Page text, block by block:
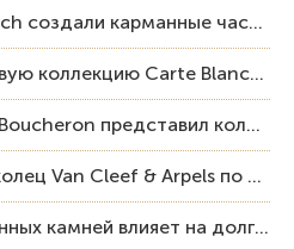
Audemars Piguet и Swatch создали карманные часы в эстетике Royal Oak и Pop Art
Boucheron посвятил новую коллекцию Carte Blanche Human Being человеку и силе мастерства
Четыре главы истории: Boucheron представил коллекцию «Nom: Boucheron, Prénom: Frédéric»
Шесть самых дорогих колец Van Cleef & Arpels по итогам аукционов Sotheby’s
Как твердость драгоценных камней влияет на долговечность ювелирных изделий